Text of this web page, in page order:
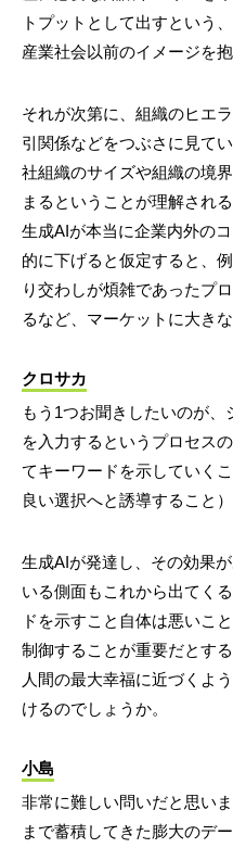
トプットとして出すという
産業社会以前のイメージを
それが次第に、組織のヒエ
引関係などをつぶさに見て
社組織のサイズや組織の境
まるということが理解され
生成AIが本当に企業内外の
的に下げると仮定すると、
り交わしが煩雑であったプ
るなど、マーケットに大き
クロサカ
もう1つお聞きしたいのが
を入力するというプロセス
てキーワードを示していく
良い選択へと誘導すること
生成AIが発達し、その効果
いる側面もこれから出てく
ドを示すこと自体は悪いこ
制御することが重要だとす
人間の最大幸福に近づくよ
けるのでしょうか。
小島
非常に難しい問いだと思い
まで蓄積してきた膨大のデ